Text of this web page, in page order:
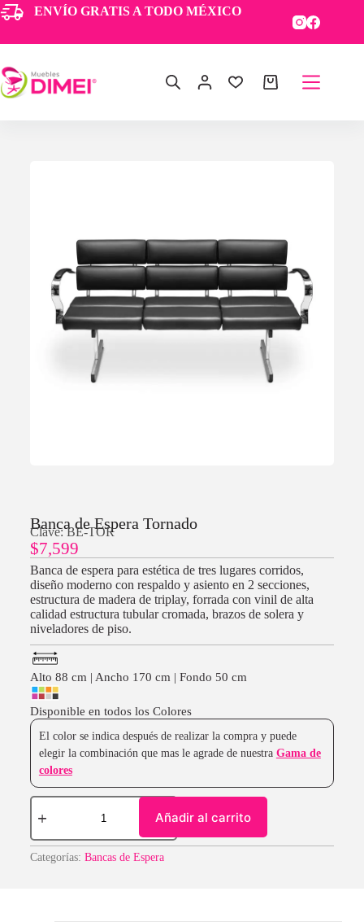
ENVÍO GRATIS A TODO MÉXICO
Banca de Espera Tornado
Clave: BE-TOR
$7,599
Banca de espera para estética de tres lugares corridos,
diseño moderno con respaldo y asiento en 2 secciones,
estructura de madera de triplay, forrada con vinil de alta
calidad estructura tubular cromada, brazos de solera y
niveladores de piso.
Alto 88 cm | Ancho 170 cm | Fondo 50 cm
Disponible en todos los Colores
El color se indica después de realizar la compra y puede
elegir la combinación que mas le agrade de nuestra Gama de
colores
Añadir al carrito
Categorías: Bancas de Espera